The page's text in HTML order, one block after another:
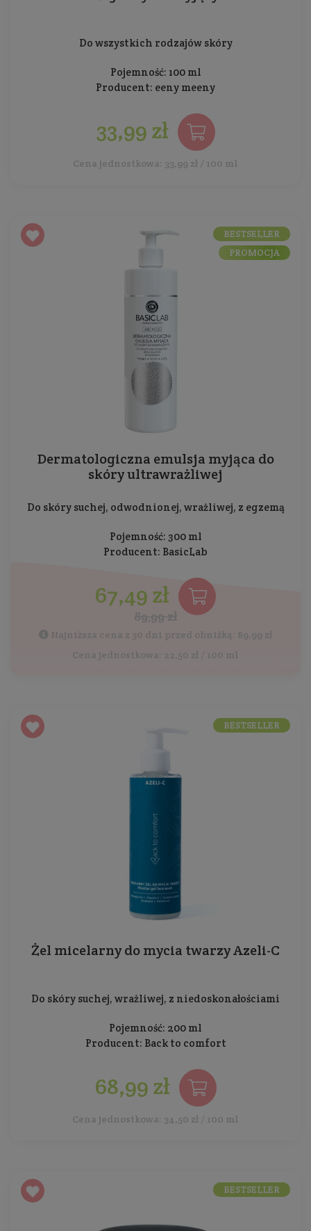
Do wszystkich rodzajów skóry
Pojemność: 100 ml
Producent: eeny meeny
33,99 zł
Cena jednostkowa: 33,99 zł / 100 ml
Dermatologiczna emulsja myjąca do
skóry ultrawrażliwej
Do skóry suchej, odwodnionej, wrażliwej, z egzemą
Pojemność: 300 ml
Producent: BasicLab
67,49 zł
89,99 zł
Najniższa cena z 30 dni przed obniżką: 89,99 zł
Cena jednostkowa: 22,50 zł / 100 ml
BESTSELLER
PROMOCJA
Żel micelarny do mycia twarzy Azeli-C
Do skóry suchej, wrażliwej, z niedoskonałościami
Pojemność: 200 ml
Producent: Back to comfort
68,99 zł
Cena jednostkowa: 34,50 zł / 100 ml
BESTSELLER
BESTSELLER